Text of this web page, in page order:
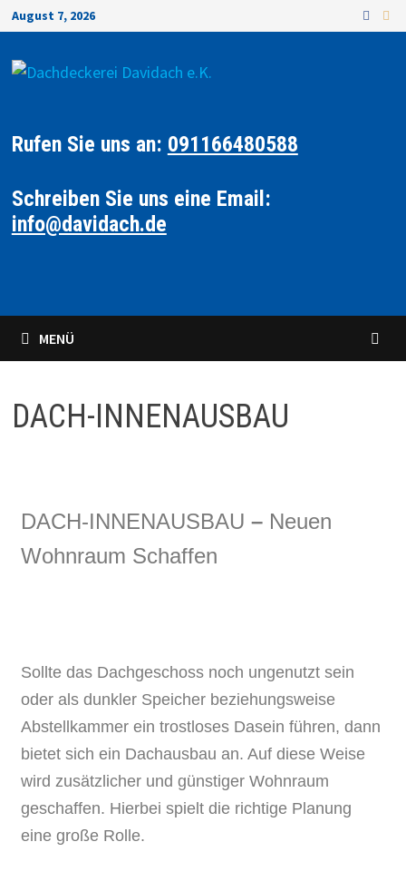
August 7, 2026
Rufen Sie uns an: 091166480588
Schreiben Sie uns eine Email:
info@davidach.de
MENÜ
DACH-INNENAUSBAU
DACH-INNENAUSBAU – Neuen
Wohnraum Schaffen
Sollte das Dachgeschoss noch ungenutzt sein
oder als dunkler Speicher beziehungsweise
Abstellkammer ein trostloses Dasein führen, dann
bietet sich ein Dachausbau an. Auf diese Weise
wird zusätzlicher und günstiger Wohnraum
geschaffen. Hierbei spielt die richtige Planung
eine große Rolle.